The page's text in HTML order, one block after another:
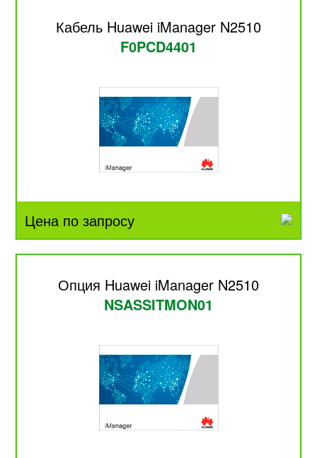
Кабель Huawei iManager N2510
F0PCD4401
Цена по запросу
Опция Huawei iManager N2510
NSASSITMON01